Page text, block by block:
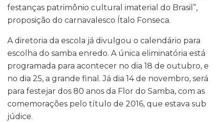
festanças patrimônio cultural imaterial do Brasil”,
proposição do carnavalesco Ítalo Fonseca.
A diretoria da escola já divulgou o calendário para
escolha do samba enredo. A única eliminatória está
programada para acontecer no dia 18 de outubro, e
no dia 25, a grande final. Já dia 14 de novembro, será
para festejar dos 80 anos da Flor do Samba, com as
comemorações pelo título de 2016, que estava sub
júdice.